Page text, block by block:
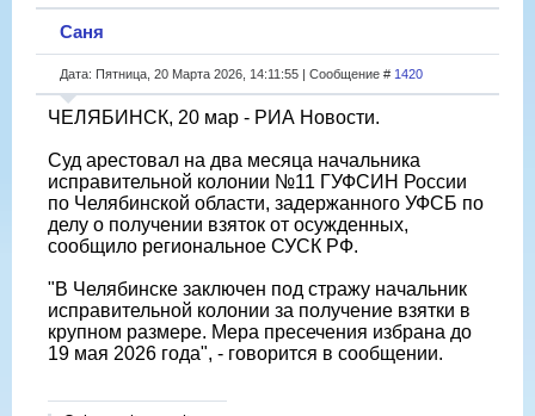
пенсионерки. Женщина возмутилась ситуацией в регионе
и написала, что глава «врет как дышит». Суд тогда встал
на сторону чиновника, обязав женщину выплатить 85 тыс.
руб. Теперь же «закон бумеранга» сработал в обратную
сторону.
Саня
Дата: Пятница, 20 Марта 2026, 14:11:55 | Сообщение # 1420
ЧЕЛЯБИНСК, 20 мар - РИА Новости.
Суд арестовал на два месяца начальника
исправительной колонии №11 ГУФСИН России
по Челябинской области, задержанного УФСБ по
делу о получении взяток от осужденных,
сообщило региональное СУСК РФ.
"В Челябинске заключен под стражу начальник
исправительной колонии за получение взятки в
крупном размере. Мера пресечения избрана до
19 мая 2026 года", - говорится в сообщении.